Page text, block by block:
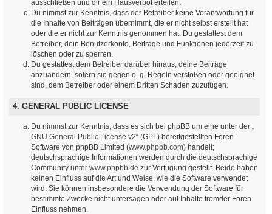
ausschließen und dir ein Hausverbot erteilen.
Du nimmst zur Kenntnis, dass der Betreiber keine Verantwortung für
die Inhalte von Beiträgen übernimmt, die er nicht selbst erstellt hat
oder die er nicht zur Kenntnis genommen hat. Du gestattest dem
Betreiber, dein Benutzerkonto, Beiträge und Funktionen jederzeit zu
löschen oder zu sperren.
Du gestattest dem Betreiber darüber hinaus, deine Beiträge
abzuändern, sofern sie gegen o. g. Regeln verstoßen oder geeignet
sind, dem Betreiber oder einem Dritten Schaden zuzufügen.
4. GENERAL PUBLIC LICENSE
Du nimmst zur Kenntnis, dass es sich bei phpBB um eine unter der „
GNU General Public License v2“ (GPL) bereitgestellten Foren-
Software von phpBB Limited (www.phpbb.com) handelt;
deutschsprachige Informationen werden durch die deutschsprachige
Community unter www.phpbb.de zur Verfügung gestellt. Beide haben
keinen Einfluss auf die Art und Weise, wie die Software verwendet
wird. Sie können insbesondere die Verwendung der Software für
bestimmte Zwecke nicht untersagen oder auf Inhalte fremder Foren
Einfluss nehmen.